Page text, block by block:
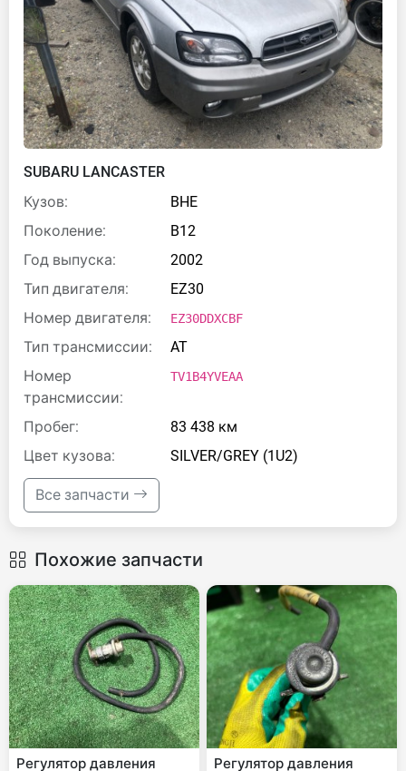
SUBARU LANCASTER
Кузов:
BHE
Поколение:
B12
Год выпуска:
2002
Тип двигателя:
EZ30
Номер двигателя:
EZ30DDXCBF
Тип трансмиссии:
AT
Номер
трансмиссии:
TV1B4YVEAA
Пробег:
83 438 км
Цвет кузова:
SILVER/GREY (1U2)
Все запчасти
Похожие запчасти
Регулятор давления Регулятор давления